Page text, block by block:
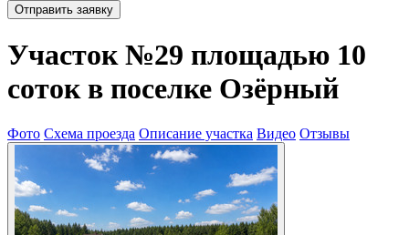
Участок №29 площадью 10
соток в поселке Озёрный
Фото Схема проезда Описание участка Видео Отзывы